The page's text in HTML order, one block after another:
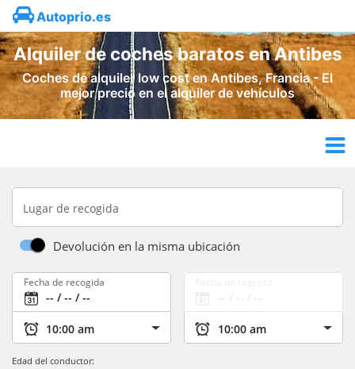
Autoprio.es
Alquiler de coches baratos en Antibes
Coches de alquiler low cost en Antibes, Francia - El
mejor precio en el alquiler de vehículos